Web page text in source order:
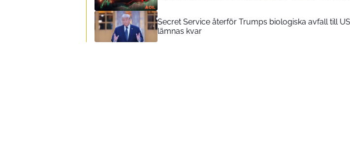
Secret Service återför Trumps biologiska avfall till
lämnas kvar